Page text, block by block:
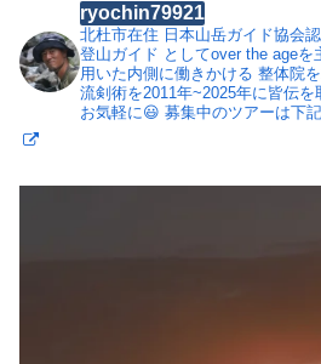
ryochin79921
北杜市在住 日本山岳ガイド協
登山ガイド としてover the ageを
用いた内側に働きかける 整体院
流剣術を2011年~2025年に皆伝を
お気軽に😃 募集中のツアーは下